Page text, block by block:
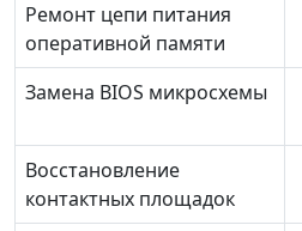
Ремонт цепи питания
оперативной памяти
Замена BIOS микросхемы
Восстановление
контактных площадок